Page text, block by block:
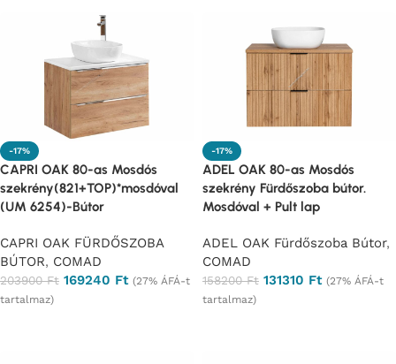
-17%
CAPRI OAK 80-as Mosdós
szekrény(821+TOP)*mosdóval
(UM 6254)-Bútor
CAPRI OAK FÜRDŐSZOBA
BÚTOR, COMAD
203900Ft 169240 Ft (27% ÁFÁ-t
tartalmaz)
-17%
ADEL OAK 80-as Mosdós
szekrény Fürdőszoba bútor.
Mosdóval + Pult lap
ADEL OAK Fürdőszoba Bútor,
COMAD
158200Ft 131310 Ft (27% ÁFÁ-t
tartalmaz)